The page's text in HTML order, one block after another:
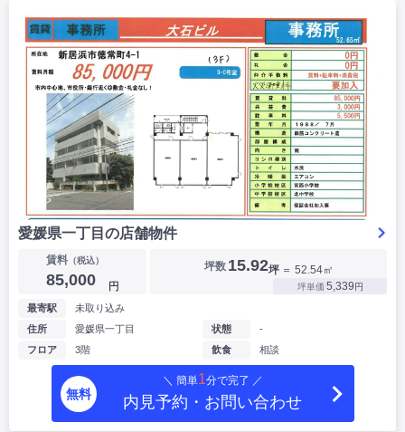
愛媛県一丁目の店舗物件
賃料（税込）
85,000 円
坪数 15.92坪 ＝ 52.54㎡
坪単価 5,339円
最寄駅
未取り込み
住所
愛媛県一丁目
フロア
3階
状態
-
飲食
相談
無料
＼ 簡単1分で完了 ／
内見予約・お問い合わせ